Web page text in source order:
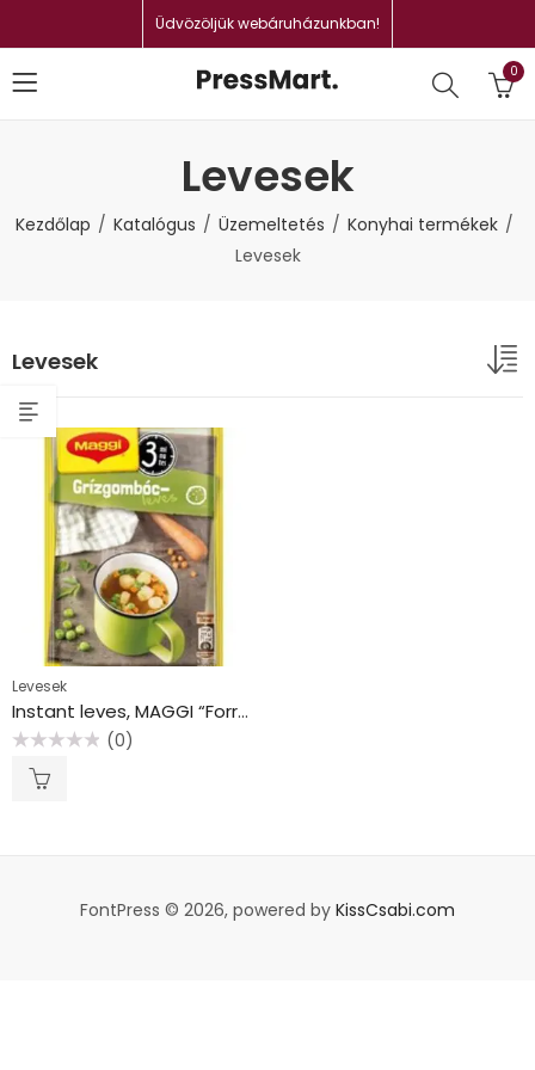
Üdvözöljük webáruházunkban!
0
Levesek
Kezdőlap Katalógus Üzemeltetés
Konyhai termékek
Levesek
Levesek
Levesek
Instant leves, MAGGI “Forró bögre”, grízgombóc.
(0)
FontPress © 2026, powered by KissCsabi.com